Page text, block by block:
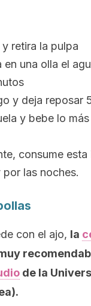
retira la pulpa
en una olla el
y deja reposar
y bebe lo
consume
por las noches.
con el ajo, la
de la